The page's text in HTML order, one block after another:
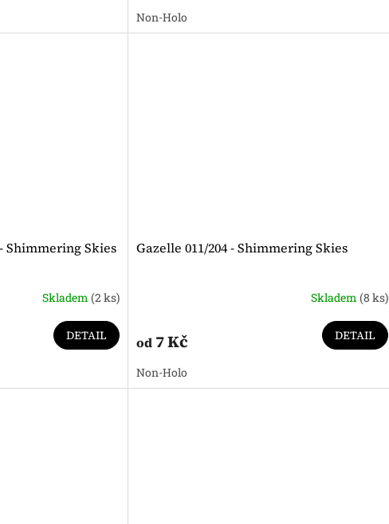
Non-Holo
Shimmering Skies
Skladem(2 ks)
DETAIL
Gazelle 011/204 - Shimmering Skies
Skladem (8 ks)
od 7 Kč DETAIL
Non-Holo